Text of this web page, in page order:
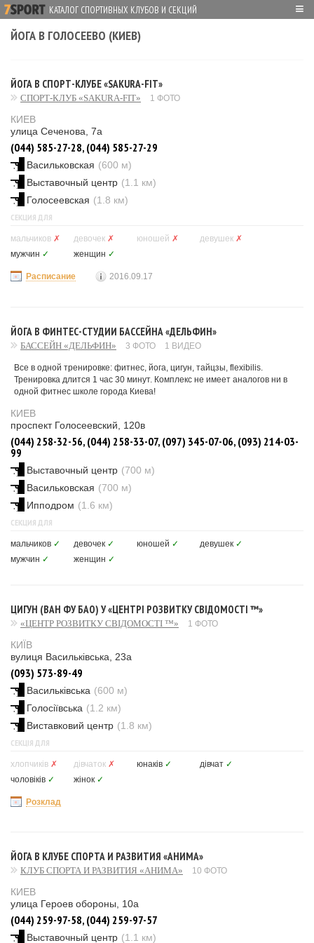
КАТАЛОГ СПОРТИВНЫХ КЛУБОВ И СЕКЦИЙ ≡
ЙОГА В ГОЛОСЕЕВО (КИЕВ)
ЙОГА В СПОРТ-КЛУБЕ «SAKURA-FIT»
СПОРТ-КЛУБ «SAKURA-FIT» 1 ФОТО
КИЕВ
улица Сеченова, 7а
(044) 585-27-28, (044) 585-27-29
Васильковская (600 м)
Выставочный центр (1.1 км)
Голосеевская (1.8 км)
СЕКЦИЯ ДЛЯ
мальчиков ✗ девочек ✗ юношей ✗ девушек ✗
мужчин ✓ женщин ✓
Расписание 2016.09.17
ЙОГА В ФИНТЕС-СТУДИИ БАССЕЙНА «ДЕЛЬФИН»
БАССЕЙН «ДЕЛЬФИН» 3 ФОТО 1 ВИДЕО
Все в одной тренировке: фитнес, йога, цигун, тайцзы, flexibilis.
Тренировка длится 1 час 30 минут. Комплекс не имеет аналогов ни в
одной фитнес школе города Киева!
КИЕВ
проспект Голосеевский, 120в
(044) 258-32-56, (044) 258-33-07, (097) 345-07-06, (093) 214-03-
99
Выставочный центр (700 м)
Васильковская (700 м)
Ипподром (1.6 км)
СЕКЦИЯ ДЛЯ
мальчиков ✓ девочек ✓ юношей ✓ девушек ✓
мужчин ✓ женщин ✓
ЦИГУН (ВАН ФУ БАО) У «ЦЕНТРІ РОЗВИТКУ СВІДОМОСТІ ™»
«ЦЕНТР РОЗВИТКУ СВІДОМОСТІ ™» 1 ФОТО
КИЇВ
вулиця Васильківська, 23а
(093) 573-89-49
Васильківська (600 м)
Голосіївська (1.2 км)
Виставковий центр (1.8 км)
СЕКЦІЯ ДЛЯ
хлопчиків ✗ дівчаток ✗ юнаків ✓ дівчат ✓
чоловіків ✓ жінок ✓
Розклад
ЙОГА В КЛУБЕ СПОРТА И РАЗВИТИЯ «АНИМА»
КЛУБ СПОРТА И РАЗВИТИЯ «АНИМА» 10 ФОТО
КИЕВ
улица Героев обороны, 10а
(044) 259-97-58, (044) 259-97-57
Выставочный центр (1.1 км)